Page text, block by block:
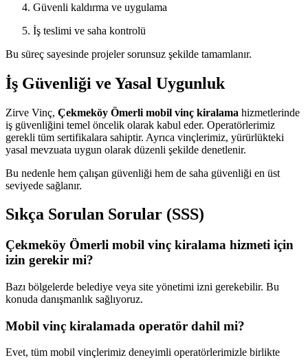
Güvenli kaldırma ve uygulama
İş teslimi ve saha kontrolü
Bu süreç sayesinde projeler sorunsuz şekilde tamamlanır.
İş Güvenliği ve Yasal Uygunluk
Zirve Vinç, Çekmeköy Ömerli mobil vinç kiralama hizmetlerinde
iş güvenliğini temel öncelik olarak kabul eder. Operatörlerimiz
gerekli tüm sertifikalara sahiptir. Ayrıca vinçlerimiz, yürürlükteki
yasal mevzuata uygun olarak düzenli şekilde denetlenir.
Bu nedenle hem çalışan güvenliği hem de saha güvenliği en üst
seviyede sağlanır.
Sıkça Sorulan Sorular (SSS)
Çekmeköy Ömerli mobil vinç kiralama hizmeti için
izin gerekir mi?
Bazı bölgelerde belediye veya site yönetimi izni gerekebilir. Bu
konuda danışmanlık sağlıyoruz.
Mobil vinç kiralamada operatör dahil mi?
Evet, tüm mobil vinçlerimiz deneyimli operatörlerimizle birlikte